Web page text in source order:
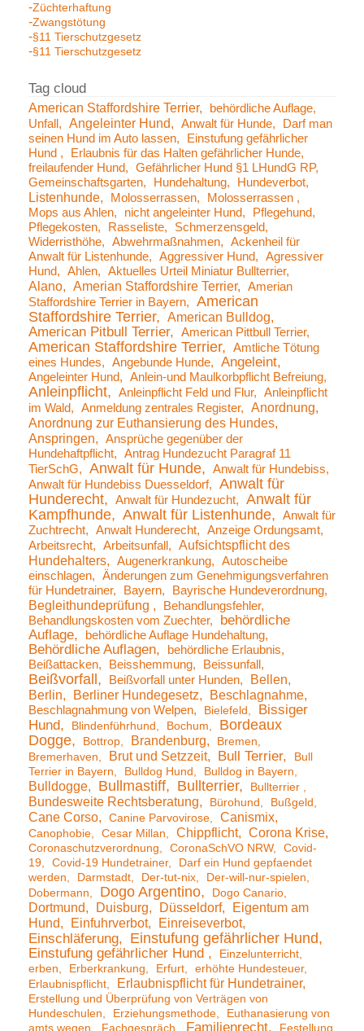
Züchterhaftung
Zwangstötung
§11 Tierschutzgesetz
§11 Tierschutzgesetz
American Staffordshire Terrier
behördliche Auflage
Unfall
Angeleinter Hund Anwalt für Hunde
Darf man
seinen Hund im Auto lassen
Einstufung gefährlicher
Hund
Erlaubnis für das Halten gefährlicher Hunde
freilaufender Hund
Gefährlicher Hund §1 LHundG RP
Gemeinschaftsgarten
Hundehaltung Hundeverbot
Listenhunde Molosserrassen
Molosserrassen
Mops aus Ahlen
nicht angeleinter Hund
Pflegehund
Pflegekosten
Rasseliste
Schmerzensgeld
Widerristhöhe
Abwehrmaßnahmen
Ackenheil für
Anwalt für Listenhunde
Aggressiver Hund
Agressiver
Hund
Ahlen Aktuelles Urteil Miniatur Bullterrier
Alano Amerian Staffordshire Terrier
Amerian
Staffordshire Terrier in Bayern
American
Staffordshire Terrier
American Bulldog
American Pitbull Terrier American Pittbull Terrier
American Staffordshire Terrier
Amtliche Tötung
eines Hundes
Angebunde Hunde Angeleint
Angeleinter Hund Anlein-und Maulkorbpflicht Befreiung
Anleinpflicht Anleinpflicht Feld und Flur
Anleinpflicht
im Wald
Anmeldung zentrales Register
Anordnung
Anordnung zur Euthansierung des Hundes
Anspringen
Ansprüche gegenüber der
Hundehaftpflicht
Antrag Hundezucht Paragraf 11
TierSchG
Anwalt für Hunde
Anwalt für Hundebiss
Anwalt für Hundebiss Duesseldorf
Anwalt für
Hunderecht
Anwalt für Hundezucht
Anwalt für
Kampfhunde
Anwalt für Listenhunde
Anwalt für
Zuchtrecht
Anwalt Hunderecht
Anzeige Ordungsamt
Arbeitsrecht
Arbeitsunfall
Aufsichtspflicht des
Hundehalters
Augenerkrankung
Autoscheibe
einschlagen
Änderungen zum Genehmigungsverfahren
für Hundetrainer
Bayern Bayrische Hundeverordnung
Begleithundeprüfung
Behandlungsfehler
Behandlungskosten vom Zuechter
behördliche
Auflage
behördliche Auflage Hundehaltung
Behördliche Auflagen
behördliche Erlaubnis
Beißattacken
Beisshemmung Beissunfall
Beißvorfall Beißvorfall unter Hunden
Bellen
Berlin
Berliner Hundegesetz Beschlagnahme
Beschlagnahmung von Welpen Bielefeld
Bissiger
Hund
Blindenführhund Bochum
Bordeaux
Dogge
Bottrop Brandenburg
Bremen
Bremerhaven
Brut und Setzzeit Bull Terrier
Bull
Terrier in Bayern
Bulldog Hund Bulldog in Bayern
Bulldogge Bullmastiff Bullterrier Bullterrier
Bundesweite Rechtsberatung Bürohund Bußgeld
Cane Corso Canine Parvovirose Canismix
Canophobie Cesar Millan Chippflicht Corona Krise
Coronaschutzverordnung CoronaSchVO NRW
Covid-
19
Covid-19 Hundetrainer
Darf ein Hund gepfaendet
werden
Darmstadt Der-tut-nix
Der-will-nur-spielen
Dobermann
Dogo Argentino Dogo Canario
Dortmund Duisburg Düsseldorf
Eigentum am
Hund
Einfuhrverbot Einreiseverbot
Einschläferung Einstufung gefährlicher Hund
Einstufung gefährlicher Hund
Einzelunterricht
erben
Erberkrankung Erfurt
erhöhte Hundesteuer
Erlaubnispflicht
Erlaubnispflicht für Hundetrainer
Erstellung und Überprüfung von Verträgen von
Hundeschulen
Erziehungsmethode
Euthanasierung von
amts wegen
Fachgespräch Familienrecht
Festellung